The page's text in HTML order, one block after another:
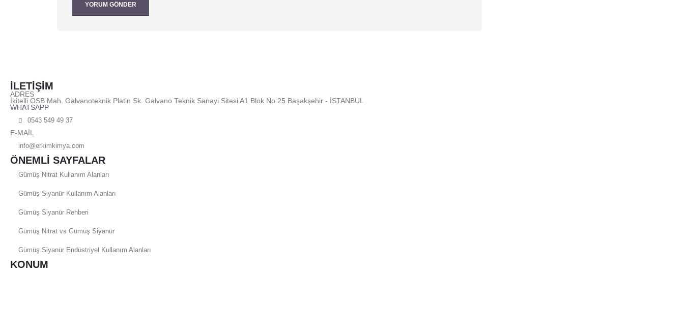
İLETİŞİM
ADRES
İkitelli OSB Mah. Galvanoteknik Platin Sk. Galvano Teknik Sanayi Sitesi A1 Blok No:25 Başakşehir - İSTANBUL
WHATSAPP
0543 549 49 37
E-MAİL
info@erkimkimya.com
ÖNEMLİ SAYFALAR
Gümüş Nitrat Kullanım Alanları
Gümüş Siyanür Kullanım Alanları
Gümüş Siyanür Rehberi
Gümüş Nitrat vs Gümüş Siyanür
Gümüş Siyanür Endüstriyel Kullanım Alanları
KONUM